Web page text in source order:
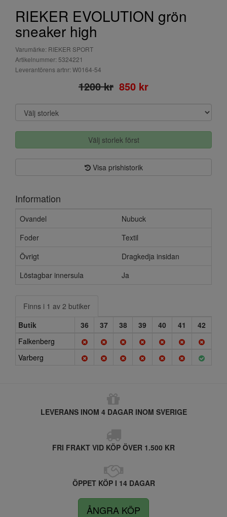
RIEKER EVOLUTION grön
sneaker high
Varumärke: RIEKER SPORT
Artikelnummer: 5324221
Leverantörens artnr: W0164-54
1200 kr 850 kr
Välj storlek först
Visa prishistorik
Information
Ovandel
Nubuck
Foder
Textil
Övrigt
Dragkedja insidan
Löstagbar innersula
Ja
Finns i 1 av 2 butiker
Butik
36 37 38 39 40 41
42
Falkenberg
Varberg
LEVERANS INOM 4 DAGAR INOM SVERIGE
FRI FRAKT VID KÖP ÖVER 1.500 KR
ÖPPET KÖP I 14 DAGAR
ÅNGRA KÖP